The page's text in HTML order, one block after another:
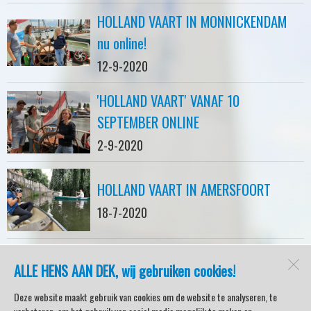
ALLE HENS AAN DEK, wij gebruiken cookies!
Deze website maakt gebruik van cookies om de website te analyseren, te
HOLLAND VAART IN MONNICKENDAM
nu online!
12-9-2020
'HOLLAND VAART' VANAF 10
SEPTEMBER ONLINE
2-9-2020
HOLLAND VAART IN AMERSFOORT
18-7-2020
watersport-tv
Lemmer